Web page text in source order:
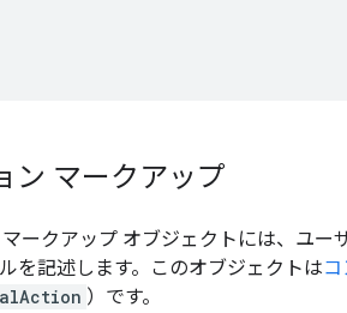
ン マークアップ
マークアップ オブジェクトには、ユー
ルを記述します。このオブジェクトは
）です。